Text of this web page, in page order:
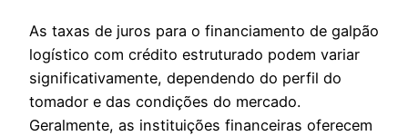
As taxas de juros para o financiamento de galpão
logístico com crédito estruturado podem variar
significativamente, dependendo do perfil do
tomador e das condições do mercado.
Geralmente, as instituições financeiras oferecem